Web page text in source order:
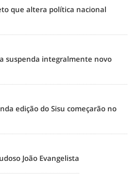
que altera política nacional
suspenda integralmente novo
edição do Sisu começarão no
João Evangelista